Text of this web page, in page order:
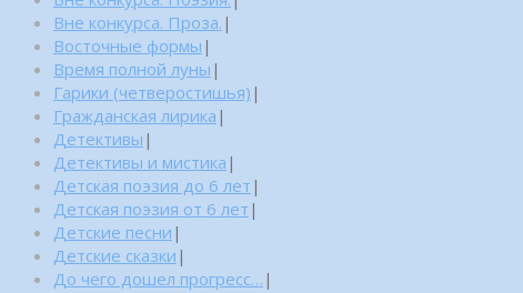
Вне конкурса. Проза. |
Восточные формы |
Время полной луны |
Гарики (четверостишья) |
Гражданская лирика |
Детективы |
Детективы и мистика |
Детская поэзия до 6 лет |
Детская поэзия от 6 лет |
Детские песни |
Детские сказки |
До чего дошел прогресс… |